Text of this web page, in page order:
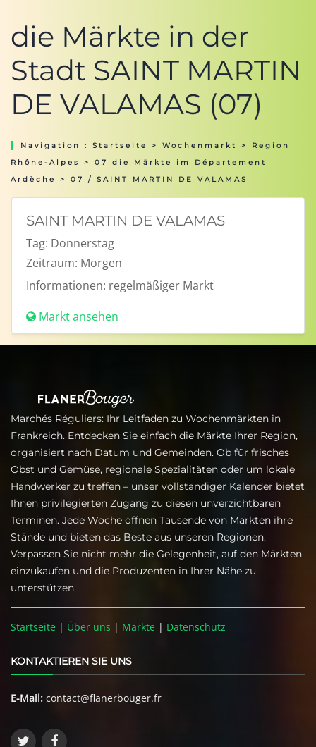
die Märkte in der
Stadt SAINT MARTIN
DE VALAMAS (07)
Navigation : Startseite > Wochenmarkt > Region
Rhône-Alpes
> 07 die Märkte im Département
Ardèche
> 07 / SAINT MARTIN DE VALAMAS
SAINT MARTIN DE VALAMAS
Tag: Donnerstag
Zeitraum: Morgen
Informationen: regelmäßiger Markt
Markt ansehen
Marchés Réguliers: Ihr Leitfaden zu Wochenmärkten in
Frankreich. Entdecken Sie einfach die Märkte Ihrer Region,
organisiert nach Datum und Gemeinden. Ob für frisches
Obst und Gemüse, regionale Spezialitäten oder um lokale
Handwerker zu treffen – unser vollständiger Kalender bietet
Ihnen privilegierten Zugang zu diesen unverzichtbaren
Terminen. Jede Woche öffnen Tausende von Märkten ihre
Stände und bieten das Beste aus unseren Regionen.
Verpassen Sie nicht mehr die Gelegenheit, auf den Märkten
einzukaufen und die Produzenten in Ihrer Nähe zu
unterstützen.
Startseite | Über uns | Märkte | Datenschutz
KONTAKTIEREN SIE UNS
E-Mail: contact@flanerbouger.fr